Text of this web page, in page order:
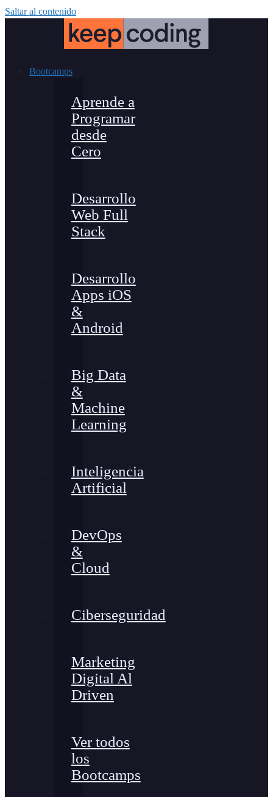
Saltar al contenido
Bootcamps
Aprende a
Programar
desde
Cero
Desarrollo
Web Full
Stack
Desarrollo
Apps iOS
&
Android
Big Data
&
Machine
Learning
Inteligencia
Artificial
DevOps
&
Cloud
Ciberseguridad
Marketing
Digital Al
Driven
Ver todos
los
Bootcamps